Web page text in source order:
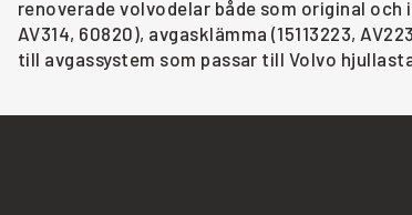
renoverade volvodelar både som original
AV314, 60820), avgasklämma (15113223,
till avgassystem som passar till Volvo